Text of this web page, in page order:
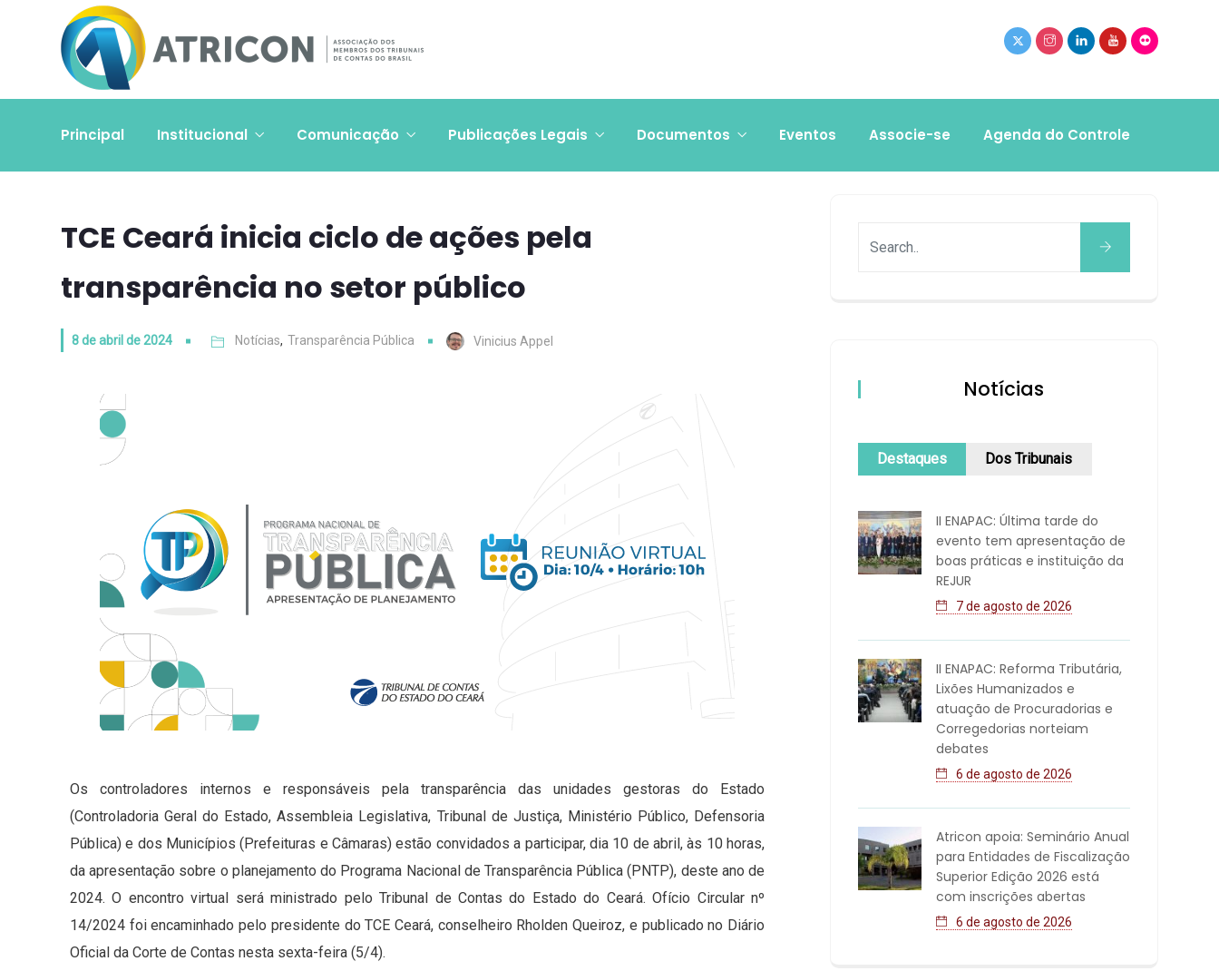
Principal Institucional Comunicação Publicações Legais Documentos Eventos Associe-se Agenda do Controle
TCE Ceará inicia ciclo de ações pela
transparência no setor público
8 de abril de 2024 Notícias, Transparência Pública Vinicius Appel
Os controladores internos e responsáveis pela transparência das unidades gestoras do Estado
(Controladoria Geral do Estado, Assembleia Legislativa, Tribunal de Justiça, Ministério Público, Defensoria
Pública) e dos Municípios (Prefeituras e Câmaras) estão convidados a participar, dia 10 de abril, às 10 horas,
da apresentação sobre o planejamento do Programa Nacional de Transparência Pública (PNTP), deste ano de
2024. O encontro virtual será ministrado pelo Tribunal de Contas do Estado do Ceará. Ofício Circular nº
14/2024 foi encaminhado pelo presidente do TCE Ceará, conselheiro Rholden Queiroz, e publicado no Diário
Oficial da Corte de Contas nesta sexta-feira (5/4).
Notícias
Destaques Dos Tribunais
II ENAPAC: Última tarde do
evento tem apresentação de
boas práticas e instituição da
REJUR
7 de agosto de 2026
II ENAPAC: Reforma Tributária,
Lixões Humanizados e
atuação de Procuradorias e
Corregedorias norteiam
debates
6 de agosto de 2026
Atricon apoia: Seminário Anual
para Entidades de Fiscalização
Superior Edição 2026 está
com inscrições abertas
6 de agosto de 2026